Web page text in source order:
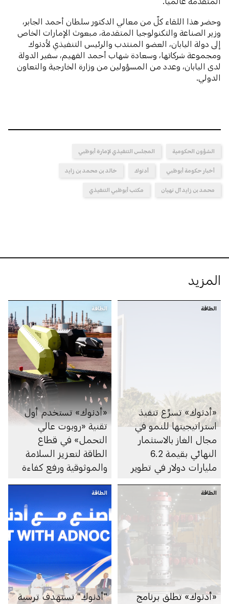
وحضر هذا اللقاء كلّ من معالي الدكتور سلطان أحمد الجابر،
وزير الصناعة والتكنولوجيا المتقدمة، مبعوث الإمارات الخاص
إلى دولة اليابان، العضو المنتدب والرئيس التنفيذي لأدنوك
ومجموعة شركاتها، وسعادة شهاب أحمد الفهيم، سفير الدولة
لدى اليابان، وعدد من المسؤولين من وزارة الخارجية والتعاون
الدولي.
الشؤون الحكومية المجلس التنفيذي لإمارة أبوظبي
أخبار حكومة أبوظبي أدنوك خالد بن محمد بن زايد
محمد بن زايد آل نهيان مكتب أبوظبي التنفيذي
المزيد
الطاقة
«أدنوك» تسرِّع تنفيذ
استراتيجيتها للنمو في
مجال الغاز بالاستثمار
النهائي بقيمة 6.2
مليارات دولار في تطوير
الشيف في أبوظبي
الطاقة
«أدنوك» تستخدم أول
تقنية «روبوت عالي
التحمل» في قطاع
الطاقة لتعزيز السلامة
والموثوقية ورفع كفاءة
الطاقة
«أدنوك» تطلق برنامج
الطاقة
"أدنوك" تستهدف ترسية